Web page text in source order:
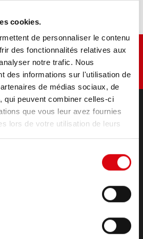
cookies.
de personnaliser le contenu
des fonctionnalités relatives aux
notre trafic. Nous
des informations sur l'utilisation de
de médias sociaux, de
qui peuvent combiner celles-ci
que vous leur avez fournies
lors de votre utilisation de leurs
du réseau de bord